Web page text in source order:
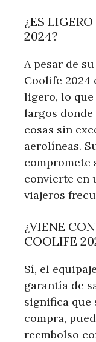
¿ES
2024?
A pesar de
Coolife 2024
ligero, lo que
largos donde
cosas sin
aerolíneas.
compromete
convierte en
viajeros
¿VIENE
COOLIFE
Sí, el
garantía de
significa que
compra,
reembolso